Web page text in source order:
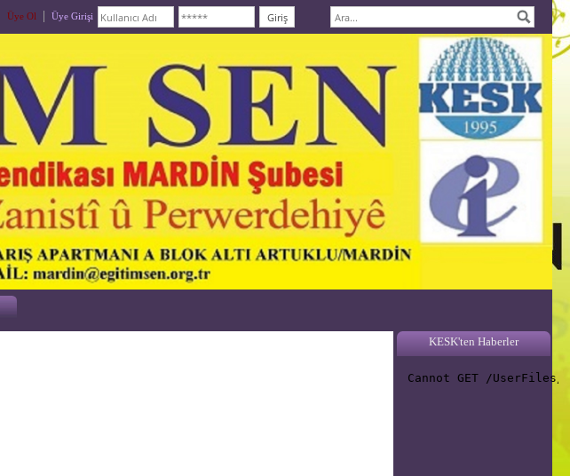
Üye Ol Üye Girişi
KESK'ten Haberler